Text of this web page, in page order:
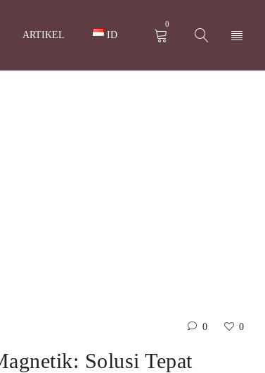
ARTIKEL ID
0
0 0
Solusi Tepat